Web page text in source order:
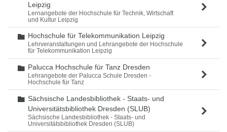
Leipzig
Lernangebote der Hochschule für Technik, Wirtschaft
und Kultur Leipzig
Ordner
Hochschule für Telekommunikation Leipzig
Lehrveranstaltungen und Lehrangebote der Hochschule
für Telekommunikation Leipzig
Ordner
Palucca Hochschule für Tanz Dresden
Lehrangebote der Palucca Schule Dresden -
Hochschule für Tanz
Ordner
Sächsische Landesbibliothek - Staats- und
Universitätsbibliothek Dresden (SLUB)
Sächsische Landesbibliothek - Staats- und
Universitätsbibliothek Dresden (SLUB)